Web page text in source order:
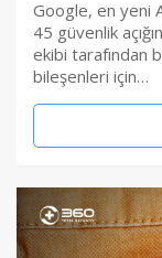
Google, en yeni
45 güvenlik
ekibi tarafından
bileşenleri için…